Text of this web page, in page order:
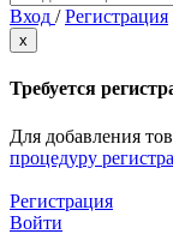
Вход / Регистрация
x
Требуется
Для добавления
процедуру
Регистрация
Войти